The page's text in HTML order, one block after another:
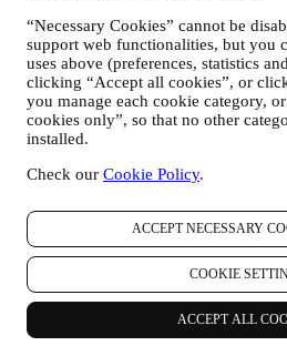
“Necessary Cookies” cannot be
support web functionalities, but you
uses above (preferences, statistics
clicking “Accept all cookies”, or
you manage each cookie category,
cookies only”, so that no other
installed.
Check our Cookie Policy.
ACCEPT NECESSARY
COOKIE
ACCEPT ALL
INFORMACJA O OCHRONIE
W CAŁOŚCI
Le Creuset zobowiązuje się chronić
jego prywatność, a niniejsza
gromadzimy i przetwarzamy dane
przepisami prawa UE o ochronie
rozporządzeniem o ochronie danych
prawa dotyczącymi ochrony danych
terytorium i w lokalizacji użytkownika ("
ochrony danych").
1. KIEDY I JAKIE RODZAJE
"Dane osobowe" oznaczają wszelkie
pozwalające nam na określenie jego
w połączeniu z innymi danymi.
Dzieci
: Nie pozyskujemy danych